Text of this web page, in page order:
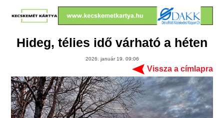
Hideg, télies idő várható a héten
2026. január 19. 09:06
Vissza a címlapra